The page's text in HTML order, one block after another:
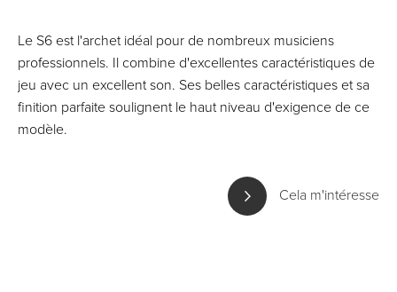
Le S6 est l'archet idéal pour de nombreux musiciens
professionnels. Il combine d'excellentes caractéristiques de
jeu avec un excellent son. Ses belles caractéristiques et sa
finition parfaite soulignent le haut niveau d'exigence de ce
modèle.
Cela m'intéresse